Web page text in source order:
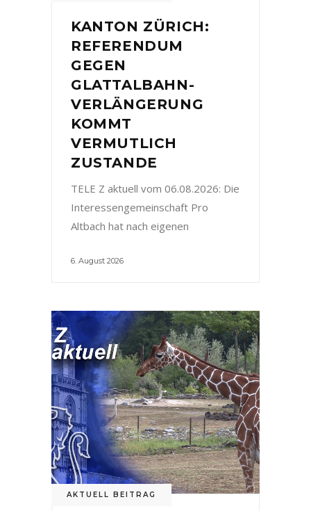
KANTON ZÜRICH:
REFERENDUM
GEGEN
GLATTALBAHN-
VERLÄNGERUNG
KOMMT
VERMUTLICH
ZUSTANDE
TELE Z aktuell vom 06.08.2026: Die
Interessengemeinschaft Pro
Altbach hat nach eigenen
6. August 2026
AKTUELL BEITRAG